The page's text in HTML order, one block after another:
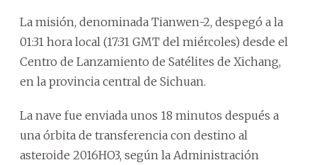
La misión, denominada Tianwen-2, despegó a la
01:31 hora local (17:31 GMT del miércoles) desde el
Centro de Lanzamiento de Satélites de Xichang,
en la provincia central de Sichuan.
La nave fue enviada unos 18 minutos después a
una órbita de transferencia con destino al
asteroide 2016HO3, según la Administración